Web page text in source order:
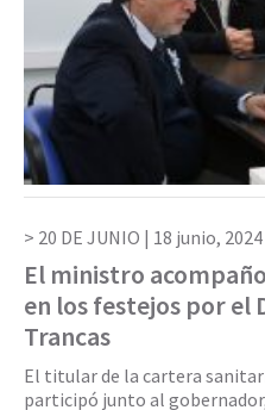
20 DE JUNIO | 18 junio, 2024
El ministro
en los festejos por el
Trancas
El titular de la cartera
participó junto al